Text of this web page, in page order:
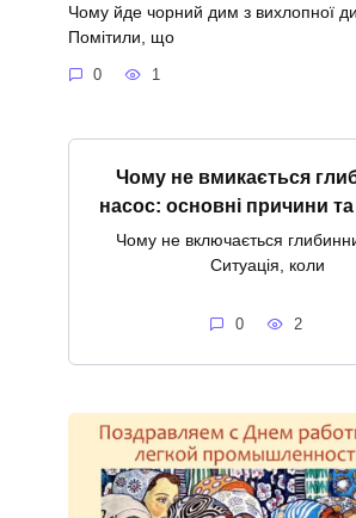
Чому йде чорний дим з вихлопної
Помітили, що
0 1
Чому не вмикається
насос: основні причини
Чому не включається
Ситуація, коли
0 2